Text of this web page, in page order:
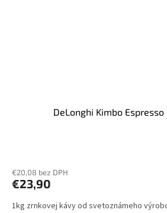
DeLonghi Kimbo Espresso
€20,08 bez DPH
€23,90
1kg zrnkovej kávy od svetoznámeho